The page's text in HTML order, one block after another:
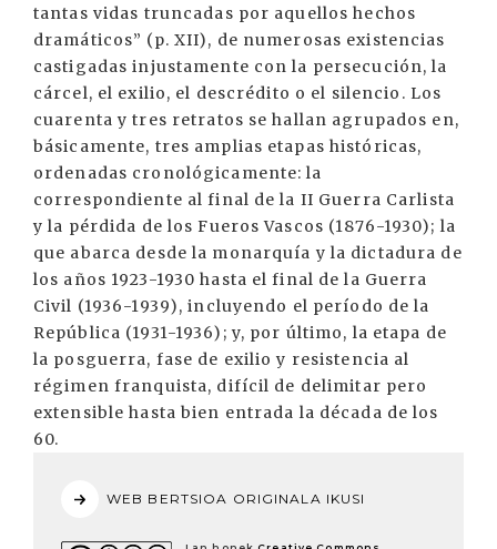
tantas vidas truncadas por aquellos hechos
dramáticos” (p. XII), de numerosas existencias
castigadas injustamente con la persecución, la
cárcel, el exilio, el descrédito o el silencio. Los
cuarenta y tres retratos se hallan agrupados en,
básicamente, tres amplias etapas históricas,
ordenadas cronológicamente: la
correspondiente al final de la II Guerra Carlista
y la pérdida de los Fueros Vascos (1876-1930); la
que abarca desde la monarquía y la dictadura de
los años 1923-1930 hasta el final de la Guerra
Civil (1936-1939), incluyendo el período de la
República (1931-1936); y, por último, la etapa de
la posguerra, fase de exilio y resistencia al
régimen franquista, difícil de delimitar pero
extensible hasta bien entrada la década de los
60.
WEB BERTSIOA ORIGINALA IKUSI